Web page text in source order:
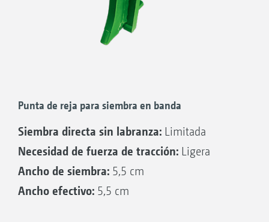
Punta de reja para siembra en banda
Siembra directa sin labranza: Limitada
Necesidad de fuerza de tracción: Ligera
Ancho de siembra: 5,5 cm
Ancho efectivo: 5,5 cm